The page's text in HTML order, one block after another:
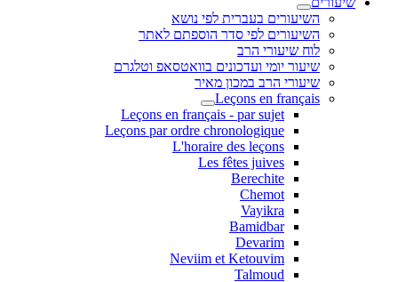
השיעורים בעברית לפי נושא
השיעורים לפי סדר הוספתם לאתר
לוח שיעורי הרב
שיעור יומי ועדכונים בוואטסאפ וטלגרם
שיעורי הרב במכון מאיר
Leçons en français
Leçons en français - par sujet
Leçons par ordre chronologique
L'horaire des leçons
Les fêtes juives
Berechite
Chemot
Vayikra
Bamidbar
Devarim
Neviim et Ketouvim
Talmoud